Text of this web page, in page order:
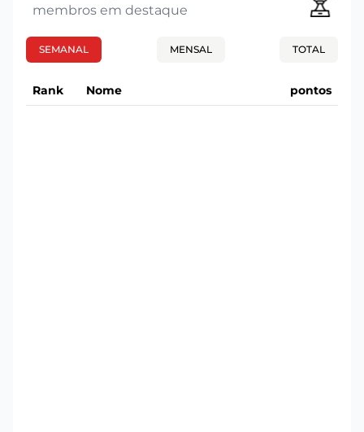
membros em destaque
SEMANAL MENSAL TOTAL
Rank Nome pontos